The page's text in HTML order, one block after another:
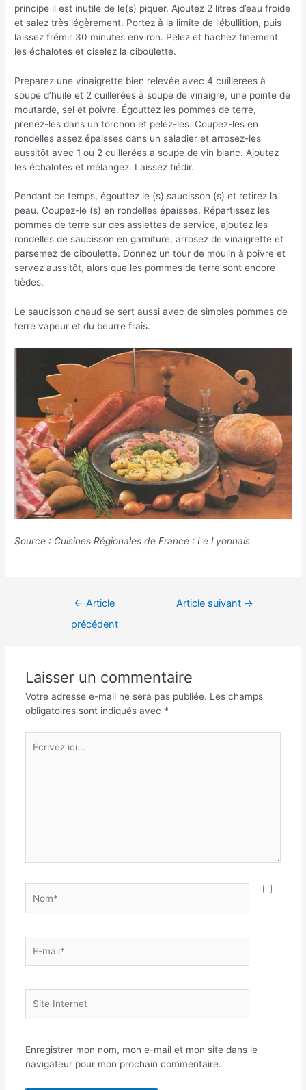
principe il est inutile de le(s) piquer. Ajoutez 2 litres d’eau froide
et salez très légèrement. Portez à la limite de l’ébullition, puis
laissez frémir 30 minutes environ. Pelez et hachez finement
les échalotes et ciselez la ciboulette.
Préparez une vinaigrette bien relevée avec 4 cuillerées à
soupe d’huile et 2 cuillerées à soupe de vinaigre, une pointe de
moutarde, sel et poivre. Égouttez les pommes de terre,
prenez-les dans un torchon et pelez-les. Coupez-les en
rondelles assez épaisses dans un saladier et arrosez-les
aussitôt avec 1 ou 2 cuillerées à soupe de vin blanc. Ajoutez
les échalotes et mélangez. Laissez tiédir.
Pendant ce temps, égouttez le (s) saucisson (s) et retirez la
peau. Coupez-le (s) en rondelles épaisses. Répartissez les
pommes de terre sur des assiettes de service, ajoutez les
rondelles de saucisson en garniture, arrosez de vinaigrette et
parsemez de ciboulette. Donnez un tour de moulin à poivre et
servez aussitôt, alors que les pommes de terre sont encore
tièdes.
Le saucisson chaud se sert aussi avec de simples pommes de
terre vapeur et du beurre frais.
Source : Cuisines Régionales de France : Le Lyonnais
Navigation← Article
précédent
Article suivant →
Laisser un commentaire
Votre adresse e-mail ne sera pas publiée. Les champs
obligatoires sont indiqués avec *
Écrivez
ici…
mail*
Internet
Enregistrer mon nom, mon e-mail et mon site dans le
navigateur pour mon prochain commentaire.